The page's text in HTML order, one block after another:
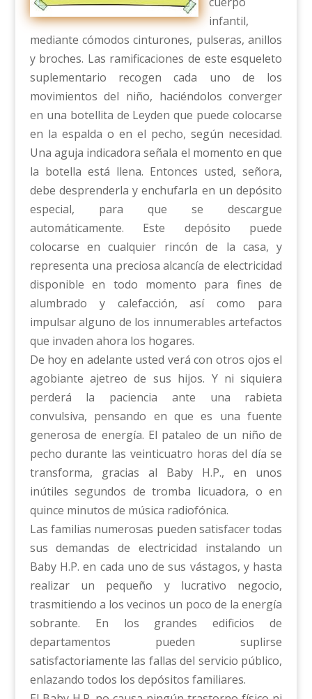
infantil,
mediante cómodos cinturones, pulseras, anillos
y broches. Las ramificaciones de este esqueleto
suplementario recogen cada uno de los
movimientos del niño, haciéndolos converger
en una botellita de Leyden que puede colocarse
en la espalda o en el pecho, según necesidad.
Una aguja indicadora señala el momento en que
la botella está llena. Entonces usted, señora,
debe desprenderla y enchufarla en un depósito
especial, para que se descargue
automáticamente. Este depósito puede
colocarse en cualquier rincón de la casa, y
representa una preciosa alcancía de electricidad
disponible en todo momento para fines de
alumbrado y calefacción, así como para
impulsar alguno de los innumerables artefactos
que invaden ahora los hogares.
De hoy en adelante usted verá con otros ojos el
agobiante ajetreo de sus hijos. Y ni siquiera
perderá la paciencia ante una rabieta
convulsiva, pensando en que es una fuente
generosa de energía. El pataleo de un niño de
pecho durante las veinticuatro horas del día se
transforma, gracias al Baby H.P., en unos
inútiles segundos de tromba licuadora, o en
quince minutos de música radiofónica.
Las familias numerosas pueden satisfacer todas
sus demandas de electricidad instalando un
Baby H.P. en cada uno de sus vástagos, y hasta
realizar un pequeño y lucrativo negocio,
trasmitiendo a los vecinos un poco de la energía
sobrante. En los grandes edificios de
departamentos pueden suplirse
satisfactoriamente las fallas del servicio público,
enlazando todos los depósitos familiares.